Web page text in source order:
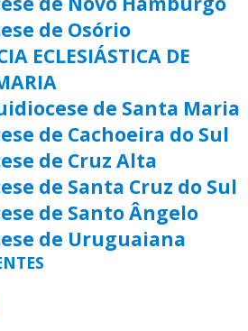
de Osório
ECLESIÁSTICA DE
de Santa Maria
de Cachoeira do Sul
de Cruz Alta
de Santa Cruz do Sul
de Santo Ângelo
de Uruguaiana